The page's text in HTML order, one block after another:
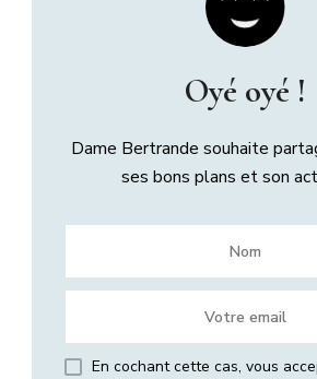
Oyé oyé !
Dame Bertrande souhaite
ses bons plans et son
En cochant cette cas, vous